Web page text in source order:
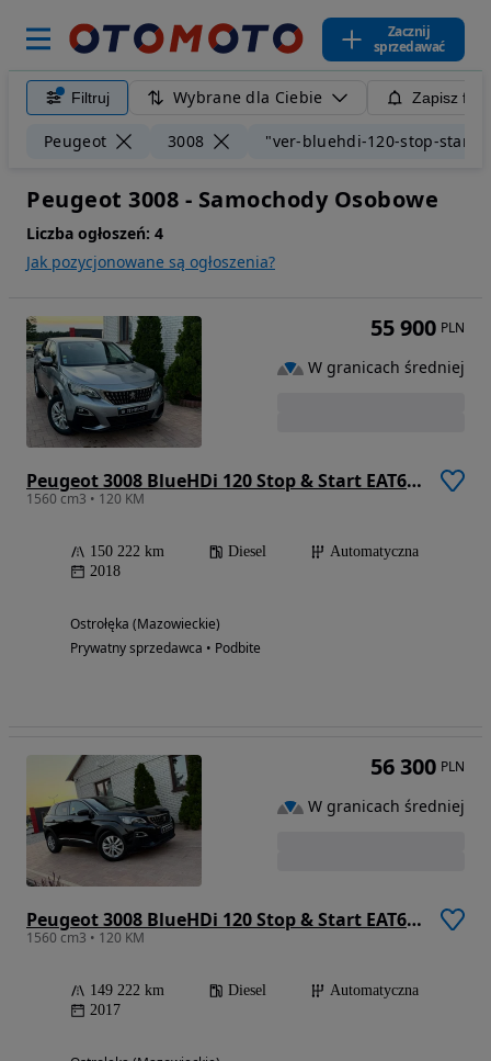
Zacznij
sprzedawać
Filtruj Wybrane dla Ciebie Zapisz
Peugeot 3008 "ver-bluehdi-120-stop-start-
Peugeot 3008 - Samochody Osobowe
Liczba ogłoszeń: 4
Jak pozycjonowane są ogłoszenia?
Peugeot 3008 BlueHDi 120 Stop & Start EAT6 Active
1560 cm3 • 120 KM
150 222 km Diesel
Automatyczna
2018
Ostrołęka (Mazowieckie)
Prywatny sprzedawca • Podbite
55 900 PLN
W granicach średniej
Peugeot 3008 BlueHDi 120 Stop & Start EAT6 Active
1560 cm3 • 120 KM
149 222 km Diesel
Automatyczna
2017
56 300 PLN
W granicach średniej